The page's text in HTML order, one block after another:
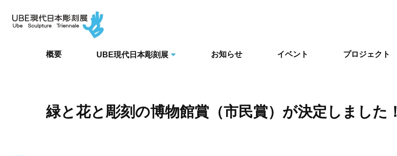
概要 UBE現代日本彫刻展 お知らせ イベント プロジェクト
緑と花と彫刻の博物館賞（市民賞）が決定しました！